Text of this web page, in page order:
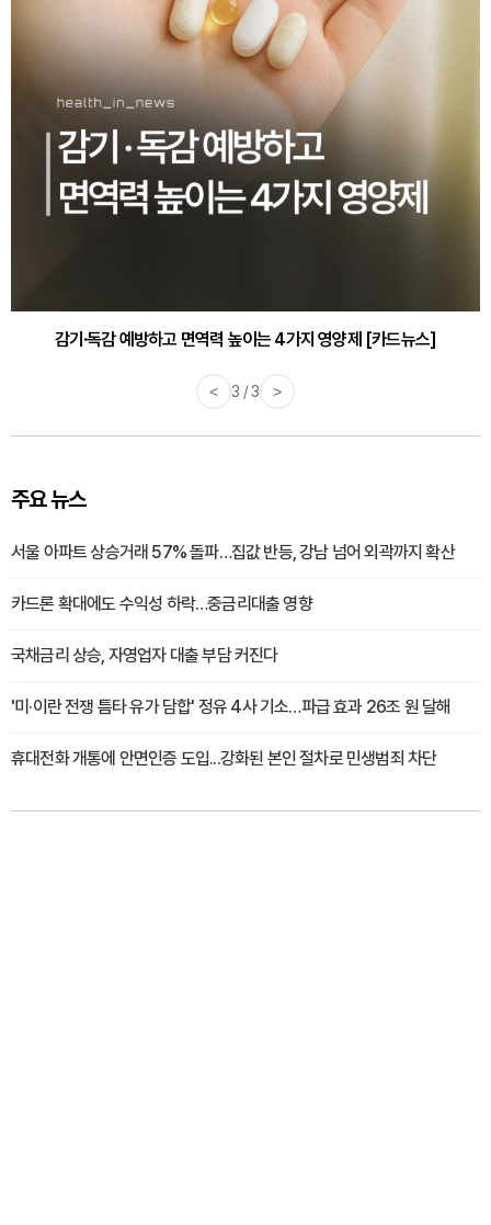
감기·독감 예방하고 면역력 높이는 4가지 영양제 [카드뉴스]
< 3 / 3 >
주요 뉴스
서울 아파트 상승거래 57% 돌파…집값 반등, 강남 넘어 외곽까지 확산
카드론 확대에도 수익성 하락…중금리대출 영향
국채금리 상승, 자영업자 대출 부담 커진다
'미·이란 전쟁 틈타 유가 담합' 정유 4사 기소…파급 효과 26조 원 달해
휴대전화 개통에 안면인증 도입...강화된 본인 절차로 민생범죄 차단